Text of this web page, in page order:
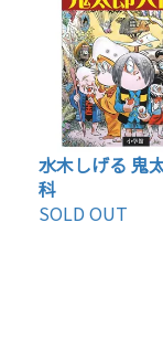
水木しげる 鬼
科
SOLD OUT